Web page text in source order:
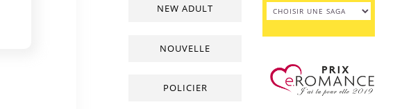
NEW ADULT
NOUVELLE
POLICIER